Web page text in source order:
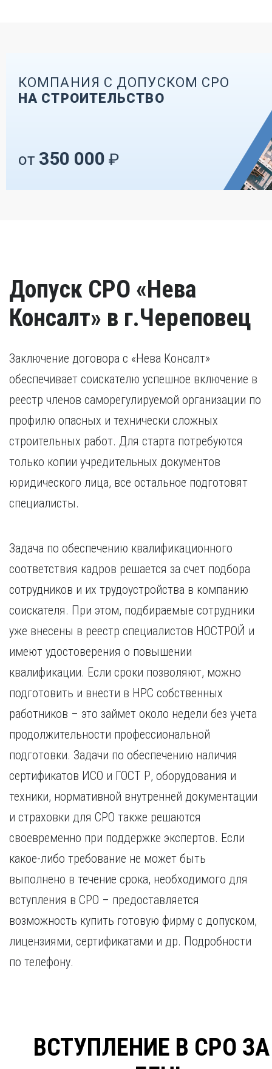
КОМПАНИЯ С ДОПУСКОМ СРО
НА СТРОИТЕЛЬСТВО
от 350 000 ₽
Допуск СРО «Нева
Консалт» в г.Череповец
Заключение договора с «Нева Консалт»
обеспечивает соискателю успешное включение в
реестр членов саморегулируемой организации по
профилю опасных и технически сложных
строительных работ. Для старта потребуются
только копии учредительных документов
юридического лица, все остальное подготовят
специалисты.
Задача по обеспечению квалификационного
соответствия кадров решается за счет подбора
сотрудников и их трудоустройства в компанию
соискателя. При этом, подбираемые сотрудники
уже внесены в реестр специалистов НОСТРОЙ и
имеют удостоверения о повышении
квалификации. Если сроки позволяют, можно
подготовить и внести в НРС собственных
работников – это займет около недели без учета
продолжительности профессиональной
подготовки. Задачи по обеспечению наличия
сертификатов ИСО и ГОСТ Р, оборудования и
техники, нормативной внутренней документации
и страховки для СРО также решаются
своевременно при поддержке экспертов. Если
какое-либо требование не может быть
выполнено в течение срока, необходимого для
вступления в СРО – предоставляется
возможность купить готовую фирму с допуском,
лицензиями, сертификатами и др. Подробности
по телефону.
ВСТУПЛЕНИЕ В СРО